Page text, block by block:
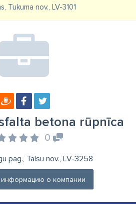
Tukuma nov., LV-3101
betona rūpnīca
0
pag., Talsu nov., LV-3258
о компании